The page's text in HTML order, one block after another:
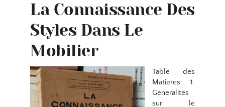
La Connaissance Des
Styles Dans Le
Mobilier
Table des
Matieres: 1.
Generalites
sur le